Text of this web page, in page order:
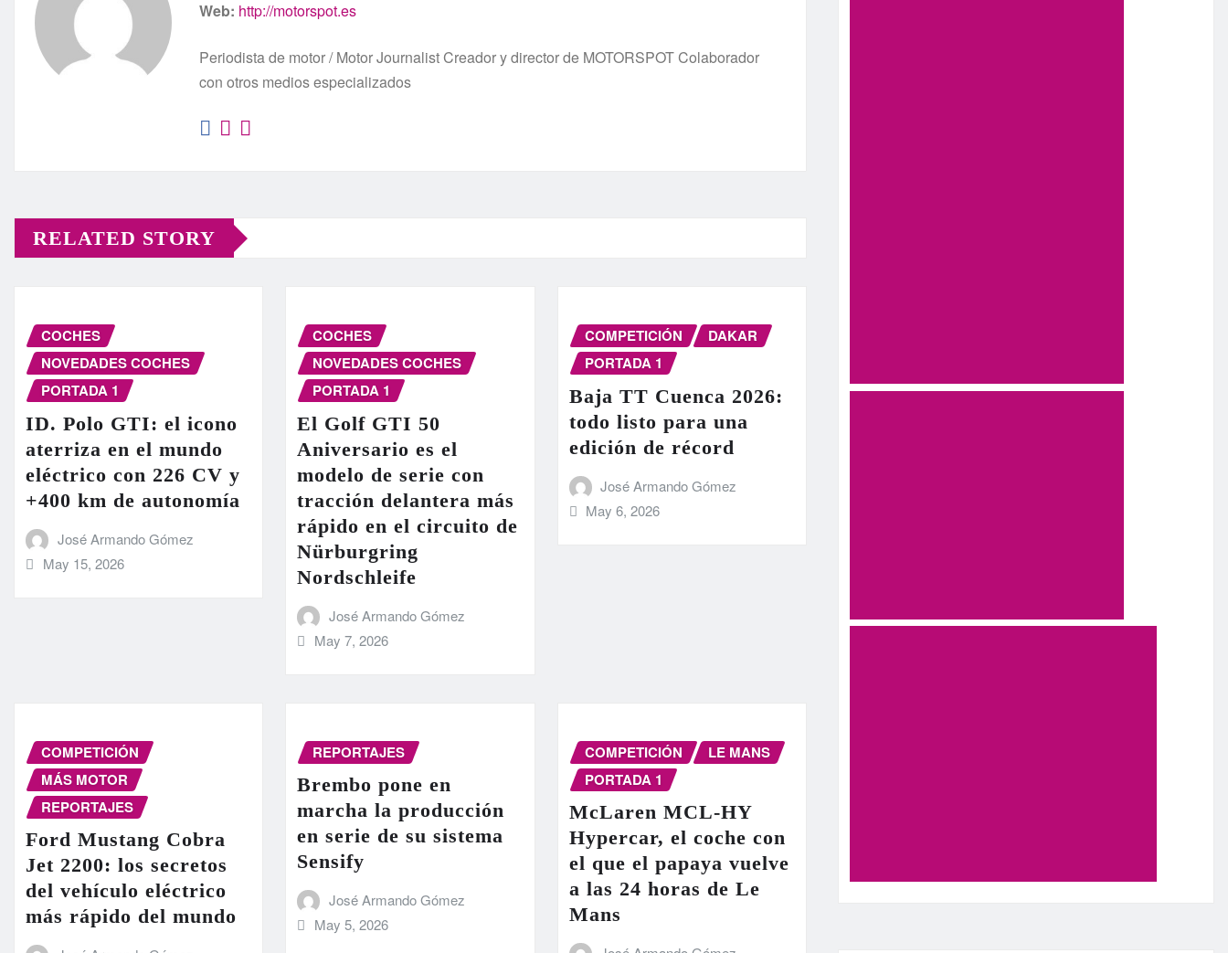
Web: http://motorspot.es
Periodista de motor / Motor Journalist Creador y director de MOTORSPOT Colaborador
con otros medios especializados
RELATED STORY
COCHES
NOVEDADES COCHES
PORTADA 1
ID. Polo GTI: el icono
aterriza en el mundo
eléctrico con 226 CV y
+400 km de autonomía
José Armando Gómez
May 15, 2026
COCHES
NOVEDADES COCHES
PORTADA 1
El Golf GTI 50
Aniversario es el
modelo de serie con
tracción delantera más
rápido en el circuito de
Nürburgring
Nordschleife
José Armando Gómez
May 7, 2026
COMPETICIÓN
DAKAR
PORTADA 1
Baja TT Cuenca 2026:
todo listo para una
edición de récord
José Armando Gómez
May 6, 2026
COMPETICIÓN
MÁS MOTOR
REPORTAJES
Ford Mustang Cobra
Jet 2200: los secretos
del vehículo eléctrico
más rápido del mundo
REPORTAJES
Brembo pone en
marcha la producción
en serie de su sistema
Sensify
José Armando Gómez
May 5, 2026
COMPETICIÓN
LE MANS
PORTADA 1
McLaren MCL-HY
Hypercar, el coche con
el que el papaya vuelve
a las 24 horas de Le
Mans